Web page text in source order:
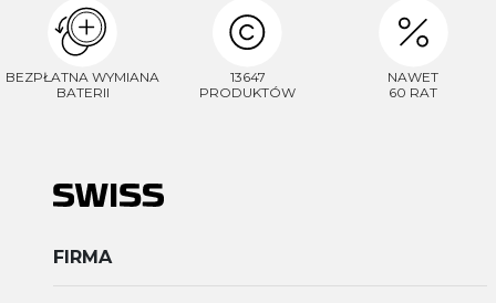
BEZPŁATNA WYMIANA
BATERII
13647
PRODUKTÓW
NAWET
60 RAT
FIRMA